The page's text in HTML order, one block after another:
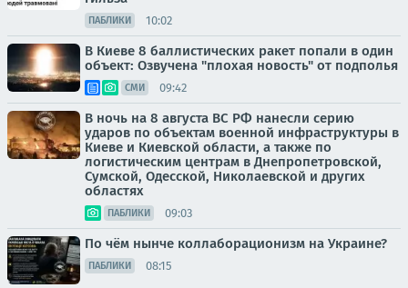
ПАБЛИКИ 10:02
В Киеве 8 баллистических ракет попали в один
объект: Озвучена "плохая новость" от подполья
СМИ 09:42
В ночь на 8 августа ВС РФ нанесли серию
ударов по объектам военной инфраструктуры в
Киеве и Киевской области, а также по
логистическим центрам в Днепропетровской,
Сумской, Одесской, Николаевской и других
областях
ПАБЛИКИ 09:03
По чём нынче коллаборационизм на Украине?
ПАБЛИКИ 08:15